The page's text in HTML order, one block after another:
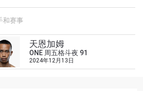
和赛事
天恩加姆
ONE 周五格斗夜 91
2024年12月13日
冠军赛，现在注册获得权限了
特别福利以及优先机遇获得直播
！